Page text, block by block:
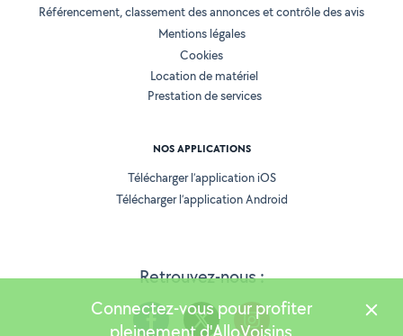
Retrouvez-nous :
Référencement, classement des annonces et contrôle des avis
Mentions légales
Cookies
Location de matériel
Prestation de services
NOS APPLICATIONS
Télécharger l’application iOS
Télécharger l’application Android
Connectez-vous pour profiter